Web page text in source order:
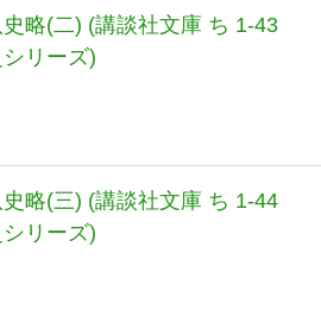
略(二) (講談社文庫 ち 1-43
リーズ)
略(三) (講談社文庫 ち 1-44
リーズ)